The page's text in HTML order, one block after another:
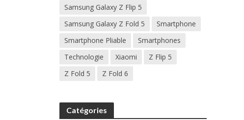
Samsung Galaxy Z Flip 5
Samsung Galaxy Z Fold 5
Smartphone
Smartphone Pliable
Smartphones
Technologie
Xiaomi
Z Flip 5
Z Fold 5
Z Fold 6
Catégories